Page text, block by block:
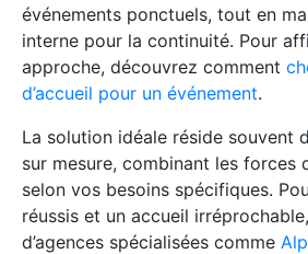
événements ponctuels, tout en
interne pour la continuité. Pour
approche, découvrez comment
d’accueil pour un événement.
La solution idéale réside souvent
sur mesure, combinant les forces
selon vos besoins spécifiques.
réussis et un accueil
d’agences spécialisées comme